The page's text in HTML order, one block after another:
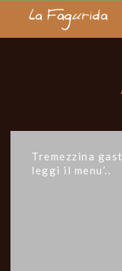
Tremezzina
leggi il menu’..